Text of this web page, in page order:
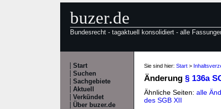
buzer.de
Bundesrecht - tagaktuell konsolidiert - alle
Start
Suchen
Sachgebiete
Aktuell
Verkündet
Über buzer.de
Sie sind hier: Start >
Änderung § 136a
Ähnliche Seiten: alle
des SGB XII